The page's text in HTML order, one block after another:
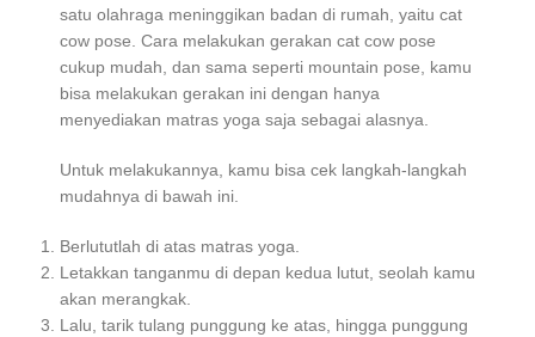
satu olahraga meninggikan badan di rumah, yaitu cat
cow pose. Cara melakukan gerakan cat cow pose
cukup mudah, dan sama seperti mountain pose, kamu
bisa melakukan gerakan ini dengan hanya
menyediakan matras yoga saja sebagai alasnya.
Untuk melakukannya, kamu bisa cek langkah-langkah
mudahnya di bawah ini.
Berlututlah di atas matras yoga.
Letakkan tanganmu di depan kedua lutut, seolah kamu
akan merangkak.
Lalu, tarik tulang punggung ke atas, hingga punggung